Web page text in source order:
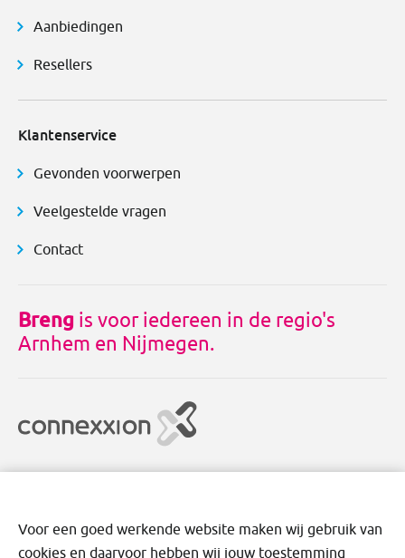
Aanbiedingen
Resellers
Klantenservice
Gevonden voorwerpen
Veelgestelde vragen
Contact
Breng is voor iedereen in de regio's
Arnhem en Nijmegen.
Voor een goed werkende website maken wij gebruik van
cookies en daarvoor hebben wij jouw toestemming